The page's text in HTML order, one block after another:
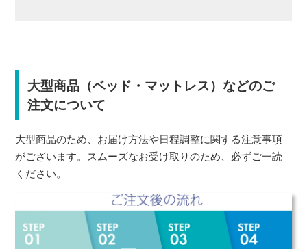
大型商品（ベッド・マットレス）などのご
注文について
大型商品のため、お届け方法や日程調整に関する注意事項
がございます。スムーズなお受け取りのため、必ずご一読
ください。